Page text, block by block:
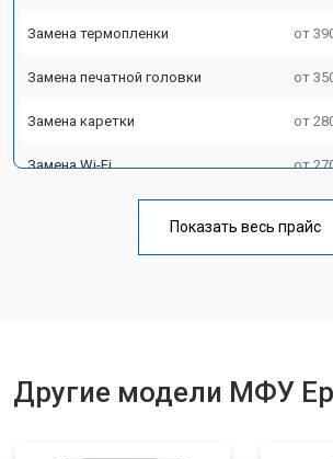
Замена термопленки от
Замена печатной головки от
Замена каретки от
Замена Wi-Fi от
от
Показать весь прайс
Другие модели МФУ